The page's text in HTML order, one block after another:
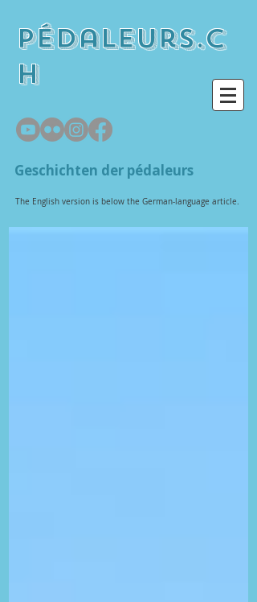
pédaleurs.c
h
Geschichten der pédaleurs
The English version is below the German-language article.